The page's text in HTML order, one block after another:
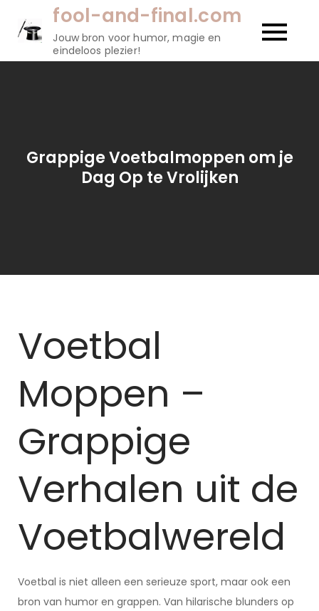
fool-and-final.com
Jouw bron voor humor, magie en
eindeloos plezier!
Grappige Voetbalmoppen om je
Dag Op te Vrolijken
Voetbal
Moppen –
Grappige
Verhalen uit de
Voetbalwereld
Voetbal is niet alleen een serieuze sport, maar ook een
bron van humor en grappen. Van hilarische blunders op